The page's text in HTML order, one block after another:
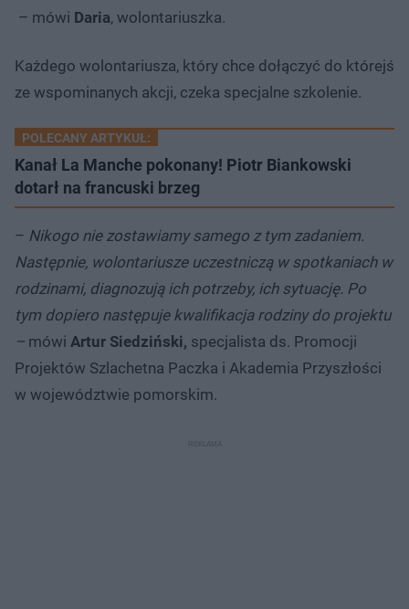
– mówi Daria, wolontariuszka.
Każdego wolontariusza, który chce dołączyć do którejś
ze wspominanych akcji, czeka specjalne szkolenie.
POLECANY ARTYKUŁ:
Kanał La Manche pokonany! Piotr Biankowski
dotarł na francuski brzeg
– Nikogo nie zostawiamy samego z tym zadaniem.
Następnie, wolontariusze uczestniczą w spotkaniach w
rodzinami, diagnozują ich potrzeby, ich sytuację. Po
tym dopiero następuje kwalifikacja rodziny do projektu
– mówi Artur Siedziński, specjalista ds. Promocji
Projektów Szlachetna Paczka i Akademia Przyszłości
w województwie pomorskim.